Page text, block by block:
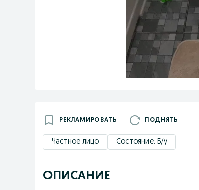
РЕКЛАМИРОВАТЬ ПОДНЯТЬ
Частное лицо Состояние: Б/у
ОПИСАНИЕ